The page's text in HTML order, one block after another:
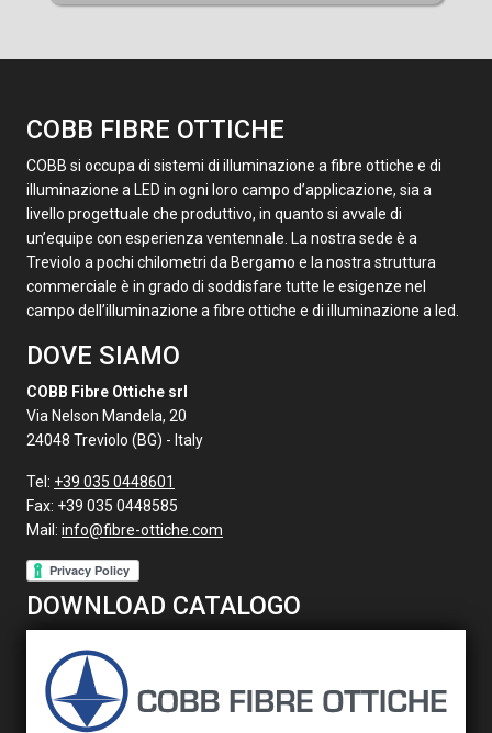
COBB FIBRE OTTICHE
COBB si occupa di sistemi di illuminazione a fibre ottiche e di
illuminazione a LED in ogni loro campo d’applicazione, sia a
livello progettuale che produttivo, in quanto si avvale di
un’equipe con esperienza ventennale. La nostra sede è a
Treviolo a pochi chilometri da Bergamo e la nostra struttura
commerciale è in grado di soddisfare tutte le esigenze nel
campo dell’illuminazione a fibre ottiche e di illuminazione a led.
DOVE SIAMO
COBB Fibre Ottiche srl
Via Nelson Mandela, 20
24048 Treviolo (BG) - Italy
Tel: +39 035 0448601
Fax: +39 035 0448585
Mail: info@fibre-ottiche.com
DOWNLOAD CATALOGO